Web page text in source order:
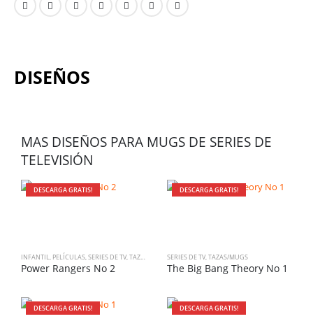
DISEÑOS
MAS DISEÑOS PARA MUGS DE SERIES DE
TELEVISIÓN
DESCARGA GRATIS!
INFANTIL, PELÍCULAS,SERIES DE TV,TAZAS/MUGS
Power Rangers No 2
DESCARGA GRATIS!
SERIES DE TV,TAZAS/MUGS
The Big Bang Theory No 1
DESCARGA GRATIS! DESCARGA GRATIS!